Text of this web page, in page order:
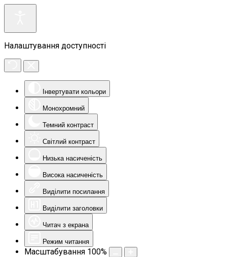
Налаштування доступності
Інвертувати кольори
Монохромний
Темний контраст
Світлий контраст
Низька насиченість
Висока насиченість
Виділити посилання
Виділити заголовки
Читач з екрана
Режим читання
Масштабування 100%